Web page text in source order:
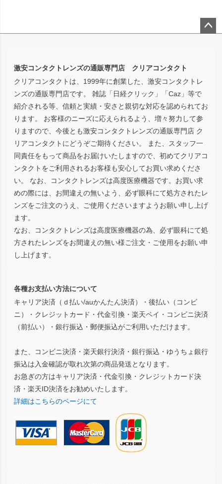
激安コンタクトレンズの通販専門店 クリアコンタクト
クリアコンタクトは、1999年に創業した、激安コンタクトレ
ンズの通販専門店です。 雑誌「日経クリック」「Caz」等で
紹介される等、信頼と実績・安さと親切な対応を認められてお
ります。 お客様のニーズに応えられるよう、増々努力して参
りますので、今後とも激安コンタクトレンズの通販専門店 ク
リアコンタクトにどうぞご期待ください。 また、スタッフ一
同責任をもって商品をお届けいたしますので、初めてクリアコ
ンタクトをご利用されるお客様も安心してお買い求めくださ
い。 なお、コンタクトレンズは高度医療機器です。お買い求
めの際には、お間違えの無いよう、必ず眼科にて処方されたレ
ンズをご注文のうえ、ご使用くださいますようお願い申し上げ
ます。
なお、コンタクトレンズは高度医療機器の為、必ず眼科にて処
方されたレンズをお間違えの無い様ご注文・ご使用をお願い申
し上げます。
各種お支払い方法について
キャリア決済（ｄ払い/auかんたん決済）・後払い（コンビ
ニ）・クレジットカード・代金引換・楽天ペイ・コンビニ決済
（前払い）・銀行振込・郵便振込がご利用いただけます。
また、コンビニ決済・楽天銀行決済・銀行振込・ゆうちょ銀行
振込は入金確認が取れ次第の商品発送となります。
お急ぎの方はキャリア決済・代金引換・クレジットカード決
済・楽天ID決済をお勧めいたします。
詳細はこちらのページにて